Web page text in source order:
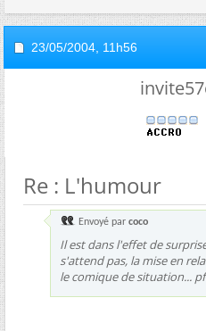
23/05/2004, 11h56
Re : L'humour
Envoyé par coco
Il est dans l'effet de
s'attend pas, la mise en
le comique de situation...